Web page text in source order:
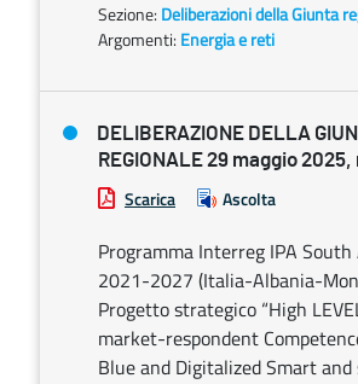
Sezione: Deliberazioni della Giunta
Argomenti: Energia e reti
DELIBERAZIONE DELLA
REGIONALE 29 maggio 2025,
Scarica Ascolta
Programma Interreg IPA
2021-2027 (Italia-Albania-
Progetto strategico “High
market-respondent
Blue and Digitalized Smart